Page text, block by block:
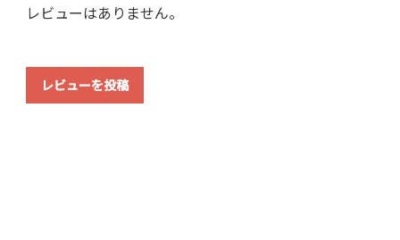
レビューはありません。
レビューを投稿